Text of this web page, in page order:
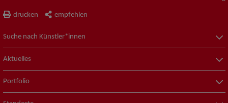
drucken empfehlen
Suche nach Künstler*innen
Aktuelles
Portfolio